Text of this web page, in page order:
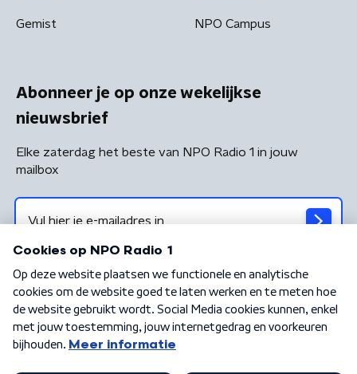
Gemist NPO Campus
Abonneer je op onze wekelijkse
nieuwsbrief
Elke zaterdag het beste van NPO Radio 1 in jouw
mailbox
Algemene voorwaarden Privacybeleid